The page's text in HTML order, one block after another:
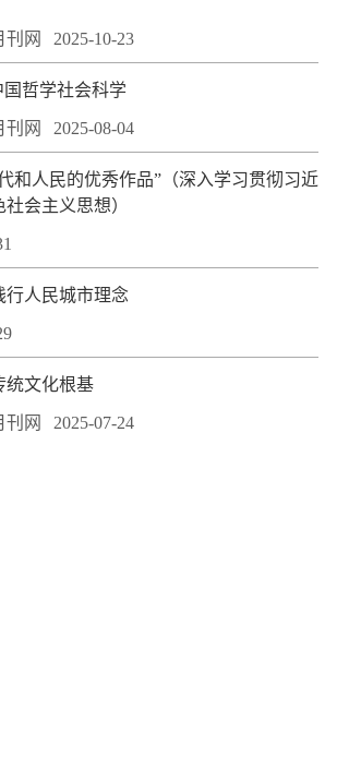
刊网 2025-10-23
国哲学社会科学
刊网 2025-08-04
和人民的优秀作品”（深入学习贯彻习近
会主义思想）
行人民城市理念
统文化根基
刊网 2025-07-24